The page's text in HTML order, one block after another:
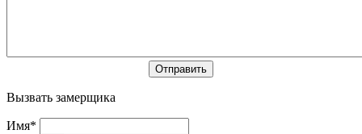
Вызвать замерщика
Имя*